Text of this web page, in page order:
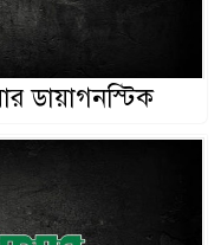
ডায়াগনস্টিক